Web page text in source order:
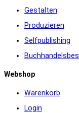
Gestalten
Produzieren
Selfpublishing
Webshop
Warenkorb
Login